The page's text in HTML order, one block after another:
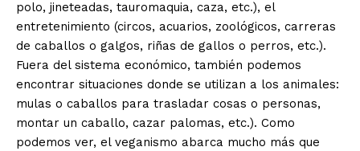
polo, jineteadas, tauromaquia, caza, etc.), el
entretenimiento (circos, acuarios, zoológicos, carreras
de caballos o galgos, riñas de gallos o perros, etc.).
Fuera del sistema económico, también podemos
encontrar situaciones donde se utilizan a los animales:
mulas o caballos para trasladar cosas o personas,
montar un caballo, cazar palomas, etc.). Como
podemos ver, el veganismo abarca mucho más que